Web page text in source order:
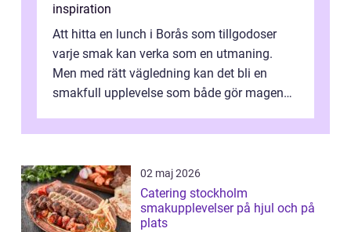
inspiration
Att hitta en lunch i Borås som tillgodoser
varje smak kan verka som en utmaning.
Men med rätt vägledning kan det bli en
smakfull upplevelse som både gör magen
02 maj 2026
Catering stockholm
smakupplevelser på hjul och på
plats